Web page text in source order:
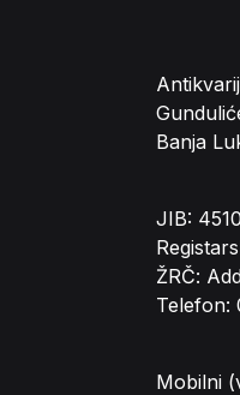
Banja
JIB:
ŽRČ:
Telefon:
Mobilni